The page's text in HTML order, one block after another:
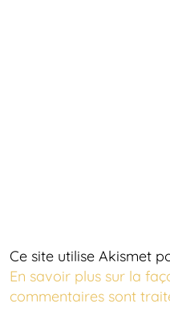
Ce site utilise Akismet
En savoir plus sur la
commentaires sont